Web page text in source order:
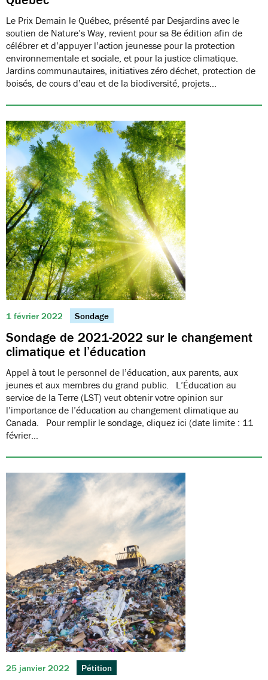
Le Prix Demain le Québec, présenté par Desjardins avec le
soutien de Nature’s Way, revient pour sa 8e édition afin de
célébrer et d’appuyer l’action jeunesse pour la protection
environnementale et sociale, et pour la justice climatique.
Jardins communautaires, initiatives zéro déchet, protection de
boisés, de cours d’eau et de la biodiversité, projets…
1 février 2022 Sondage
Sondage de 2021-2022 sur le changement
climatique et l’éducation
Appel à tout le personnel de l’éducation, aux parents, aux
jeunes et aux membres du grand public. L’Éducation au
service de la Terre (LST) veut obtenir votre opinion sur
l’importance de l’éducation au changement climatique au
Canada. Pour remplir le sondage, cliquez ici (date limite : 11
février…
25 janvier 2022 Pétition